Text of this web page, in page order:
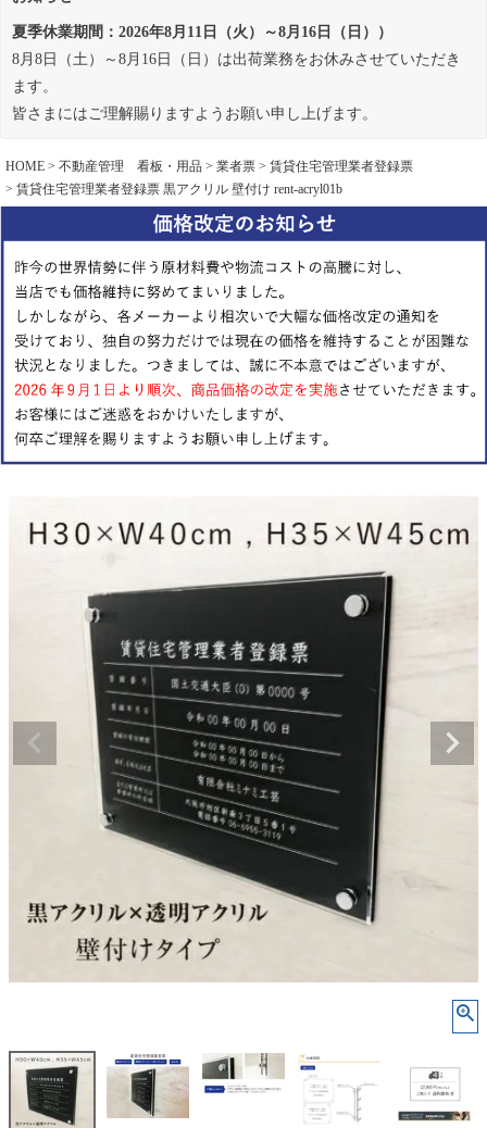
夏季休業期間：2026年8月11日（火）～8月16日（日））
8月8日（土）～8月16日（日）は出荷業務をお休みさせていただき
ます。
皆さまにはご理解賜りますようお願い申し上げます。
HOME 不動産管理 看板・用品 業者票
賃貸住宅管理業者登録票
賃貸住宅管理業者登録票 黒アクリル 壁付け rent-acryl01b